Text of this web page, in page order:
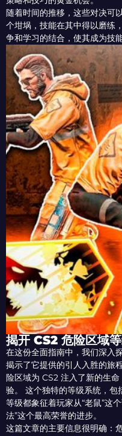
随着时间的推移，这些对决可
个坩埚，技能在其中得以磨练
争和学习的结合，使其成为技
揭开 CS2 危险区域
在这份全面指南中，我们深入
揭示了它提供的引人入胜的旅
险区域为 CS2 注入了新的生
验。 这个独特的等级系统，包
等级都象征着玩家从“老鼠”这
法”这个最高荣誉的进步。
这篇文章的主要信息很明确：